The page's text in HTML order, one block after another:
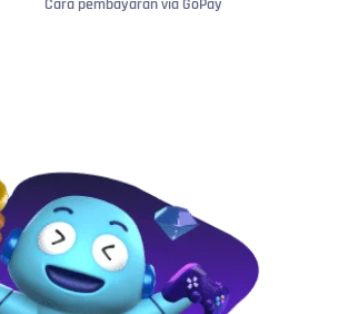
Cara pembayaran via GoPay